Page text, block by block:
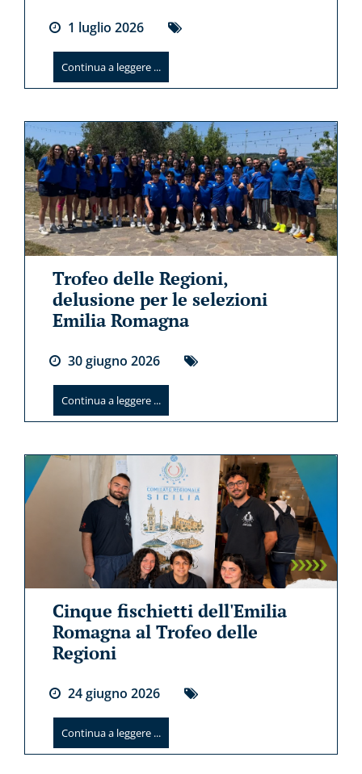
1 luglio 2026
Continua a leggere ...
Trofeo delle Regioni,
delusione per le selezioni
Emilia Romagna
30giugno 2026
Continua a leggere ...
Cinque fischietti dell'Emilia
Romagna al Trofeo delle
Regioni
24giugno 2026
Continua a leggere ...